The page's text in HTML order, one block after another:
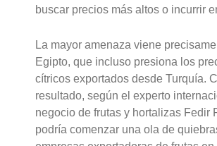
buscar precios más altos o incurrir
La mayor amenaza viene
Egipto, que incluso presiona los
cítricos exportados desde Turquía.
resultado, según el experto
negocio de frutas y hortalizas Fedir
podría comenzar una ola de